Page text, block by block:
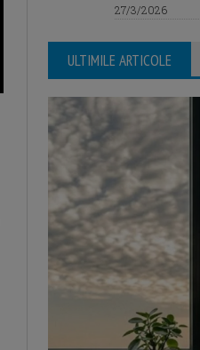
27/3/2026
ULTIMILE ARTICOLE